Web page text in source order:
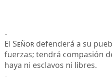
-
El Señordefenderá a su
fuerzas; tendrá compasión
haya ni esclavos ni libres.
-